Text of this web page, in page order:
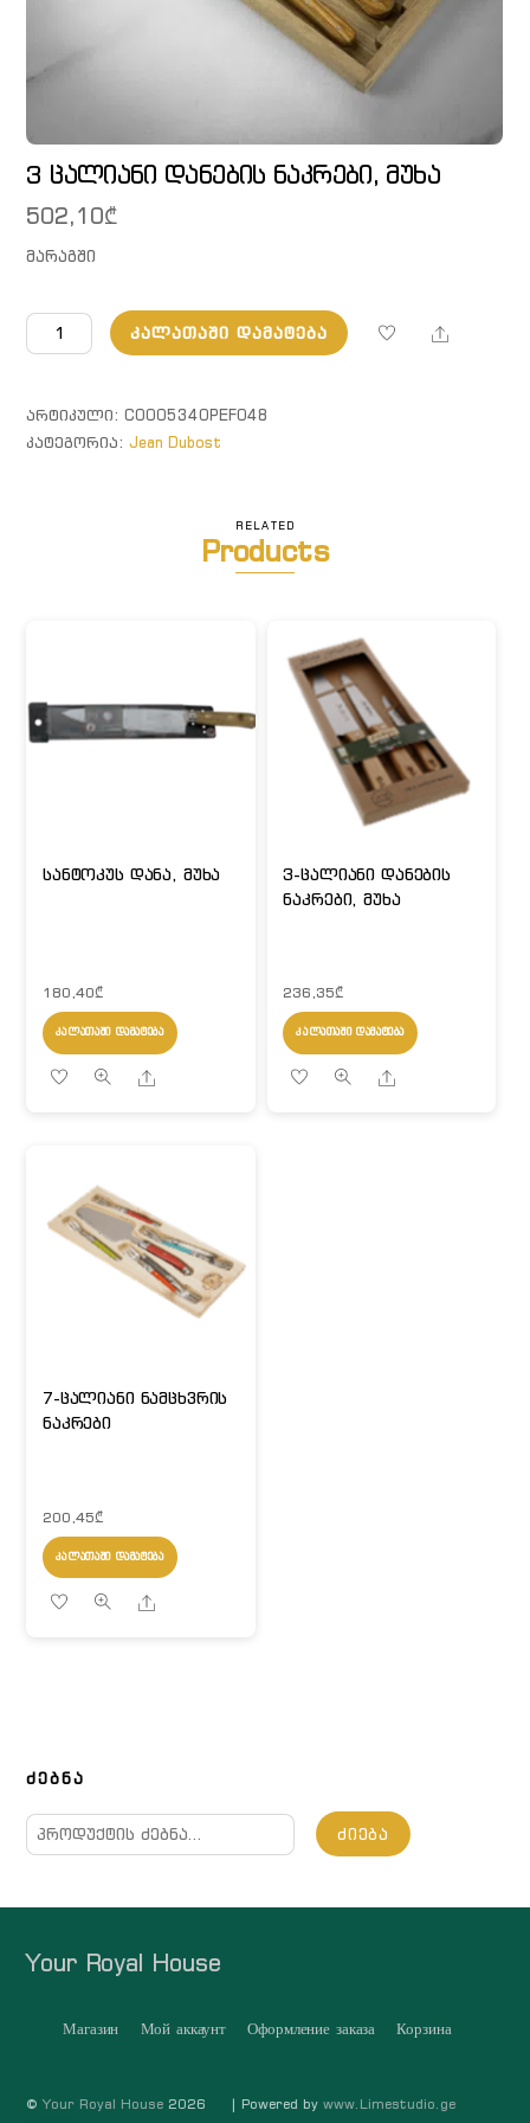
3 ცალიანი დანების ნაკრები, მუხა
502,10₾
მარაგში
რაოდენობა:
3
დანების
ნაკრები,
ᲙᲐᲚᲐᲗᲐᲨᲘ ᲓᲐᲛᲐᲢᲔᲑᲐ Share
ᲐᲠᲢᲘᲙᲣᲚᲘ:C0005340PEF048
ᲙᲐᲢᲔᲒᲝᲠᲘᲐ:Jean Dubost
RELATED
Products
სანტოკუს დანა, მუხა
180,40₾
ᲙᲐᲚᲐᲗᲐᲨᲘ ᲓᲐᲛᲐᲢᲔᲑᲐ
Share
3-ცალიანი დანების
ნაკრები, მუხა
236,35₾
ᲙᲐᲚᲐᲗᲐᲨᲘ ᲓᲐᲛᲐᲢᲔᲑᲐ
Share
7-ცალიანი ნამცხვრის
ნაკრები
200,45₾
ᲙᲐᲚᲐᲗᲐᲨᲘ ᲓᲐᲛᲐᲢᲔᲑᲐ
Share
ᲫᲔᲑᲜᲐ
ძებნა:
ᲫᲘᲔᲑᲐ
Your Royal House
Магазин Мой аккаунт Оформление заказа Корзина
©Your Royal House 2026 | Powered by www.Limestudio.ge